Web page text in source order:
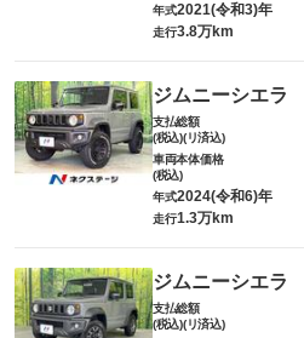
年式2021(令和3)年
走行3.8万km
ジムニーシエラ
支払総額
(税込)(リ済込)
車両本体価格
(税込)
年式2024(令和6)年
走行1.3万km
ジムニーシエラ
支払総額
(税込)(リ済込)